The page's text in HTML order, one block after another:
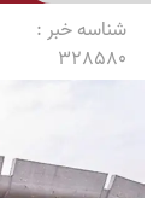
شناسه خبر :
328580